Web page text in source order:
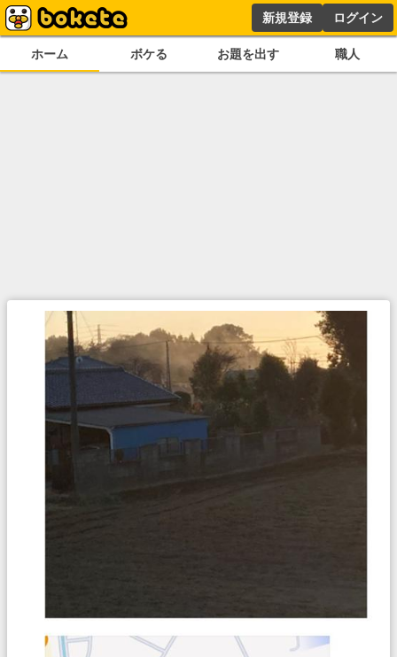
新規登録 ログイン
ホーム ボケる お題を出す 職人